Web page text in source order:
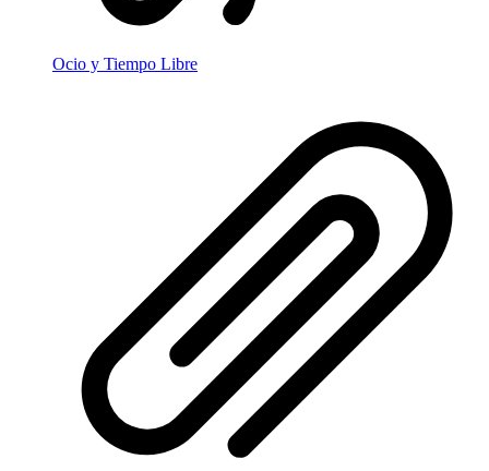
Ocio y Tiempo Libre